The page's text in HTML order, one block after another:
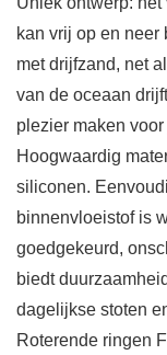
kan vrij op en
met drijfzand, net
van de oceaan
plezier maken
Hoogwaardig
siliconen.
binnenvloeistof is
goedgekeurd,
biedt
dagelijkse stoten
Roterende ringen